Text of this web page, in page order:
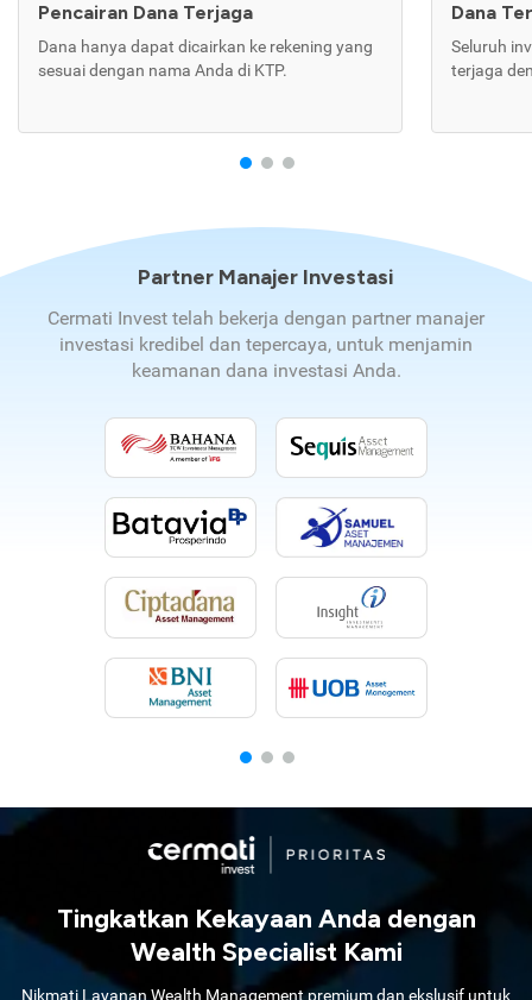
Pencairan Dana Terjaga
Dana hanya dapat dicairkan ke rekening yang
sesuai dengan nama Anda di KTP.
Dana
Seluruh
terjaga
Partner Manajer Investasi
Cermati Invest telah bekerja dengan partner manajer
investasi kredibel dan tepercaya, untuk menjamin
keamanan dana investasi Anda.
Tingkatkan Kekayaan Anda dengan
Wealth Specialist Kami
Nikmati Layanan Wealth Management premium dan ekslusif untuk